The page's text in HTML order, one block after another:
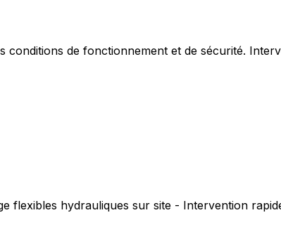
de fonctionnement et de sécurité.
flexibles hydrauliques sur site - Intervention